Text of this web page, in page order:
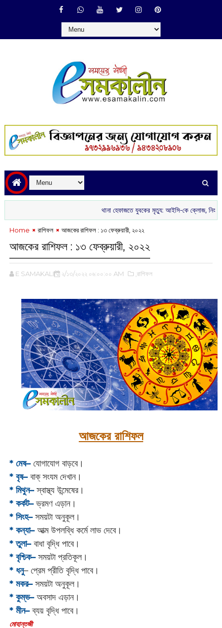
থানা হেফাজতে যুবকের মৃত্যু: আইসি-কে ক্লোজ, নিহতের
Home রাশিফল আজকের রাশিফল : ১৩ ফেব্রুয়ারী, ২০২২
আজকের রাশিফল : ১৩ ফেব্রুয়ারী, ২০২২
E SAMAKALIN ২/১৩/২০২২ ০৬:০০:০০ AM ,রাশিফল
আজকের রাশিফল
* মেষ–যোগাযোগ বাড়বে।
* বৃষ– বাক্ সংযম দেখান।
* মিথুন–স্বাস্থ্য উন্মেষের।
* কর্কট–ভ্রমণ এড়ান।
* সিংহ–সময়টা অনুকূল।
* কন্যা–আত্ম উপলব্ধি কর্মে লাভ দেবে।
* তুলা–বাধা বৃদ্ধি পাবে।
* বৃশ্চিক–সময়টা প্রতিকূল।
* ধনু– প্রেম প্রীতি বৃদ্ধি পাবে।
* মকর– সময়টা অনুকূল।‌
* কুম্ভ–অবসাদ এড়ান।
* মীন–ব্যয় বৃদ্ধি পাবে।
‌মোহান্তজী‌‌‌‌‌‌‌‌‌‌‌‌‌‌‌‌‌